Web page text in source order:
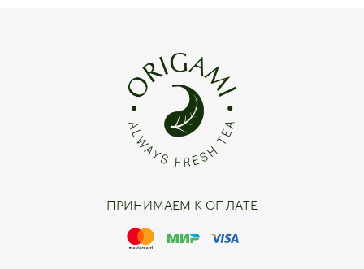
ПРИНИМАЕМ К ОПЛАТЕ